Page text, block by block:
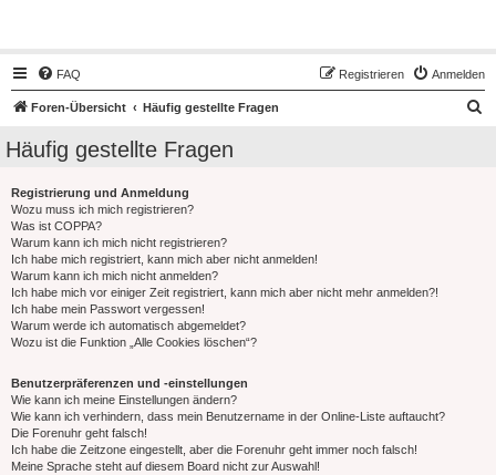
FAQ Anmelden
Registrieren
Foren-Übersicht Häufig gestellte Fragen
Häufig gestellte Fragen
Registrierung und Anmeldung
Wozu muss ich mich registrieren?
Was ist COPPA?
Warum kann ich mich nicht registrieren?
Ich habe mich registriert, kann mich aber nicht anmelden!
Warum kann ich mich nicht anmelden?
Ich habe mich vor einiger Zeit registriert, kann mich aber nicht mehr anmelden?!
Ich habe mein Passwort vergessen!
Warum werde ich automatisch abgemeldet?
Wozu ist die Funktion „Alle Cookies löschen“?
Benutzerpräferenzen und -einstellungen
Wie kann ich meine Einstellungen ändern?
Wie kann ich verhindern, dass mein Benutzername in der Online-Liste auftaucht?
Die Forenuhr geht falsch!
Ich habe die Zeitzone eingestellt, aber die Forenuhr geht immer noch falsch!
Meine Sprache steht auf diesem Board nicht zur Auswahl!